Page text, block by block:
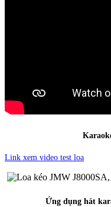
Link xem video test loa
Ứng dụng hát